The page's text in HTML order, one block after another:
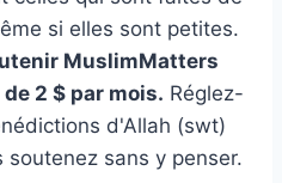
si elles sont petites.
MuslimMatters
2 $ par mois. Réglez-
d'Allah (swt)
soutenez sans y penser.